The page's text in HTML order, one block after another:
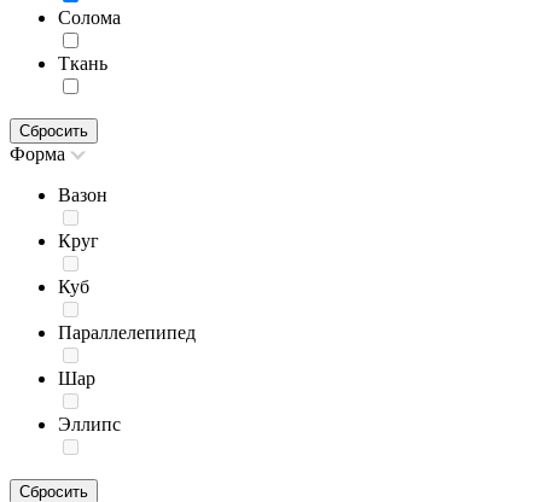
Солома
Ткань
Сбросить
Форма
Вазон
Круг
Куб
Параллелепипед
Шар
Эллипс
Сбросить